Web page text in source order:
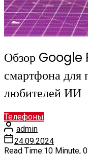
Обзор Google
смартфона для
любителей ИИ
Телефоны
admin
24.09.2024
Read Time:10 Minute,